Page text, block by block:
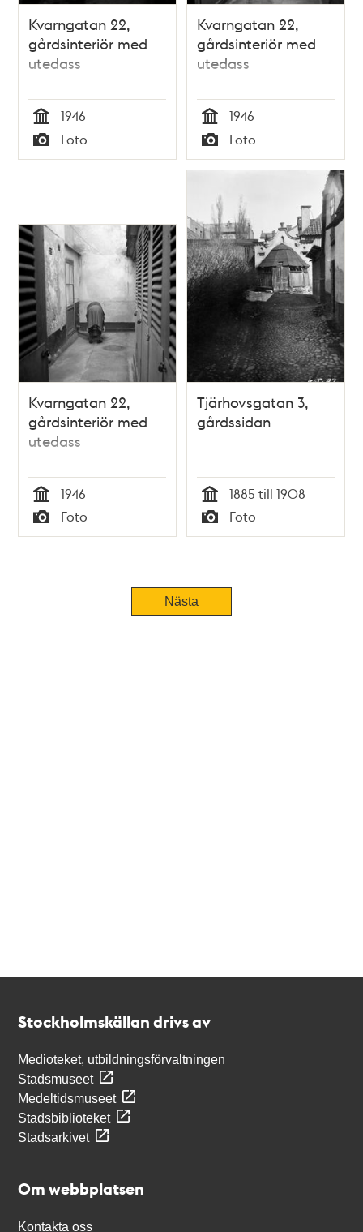
Kvarngatan 22,
gårdsinteriör med
utedass
Tid
1946
Typ
Foto
Kvarngatan 22,
gårdsinteriör med
utedass
Tid
1946
Typ
Foto
Kvarngatan 22,
gårdsinteriör med
utedass
Tid
1946
Typ
Foto
Tjärhovsgatan 3,
gårdssidan
Tid
1885 till 1908
Typ
Foto
Nästa
Stockholmskällan drivs av
Medioteket, utbildningsförvaltningen
Stadsmuseet
Medeltidsmuseet
Stadsbiblioteket
Stadsarkivet
Om webbplatsen
Kontakta oss